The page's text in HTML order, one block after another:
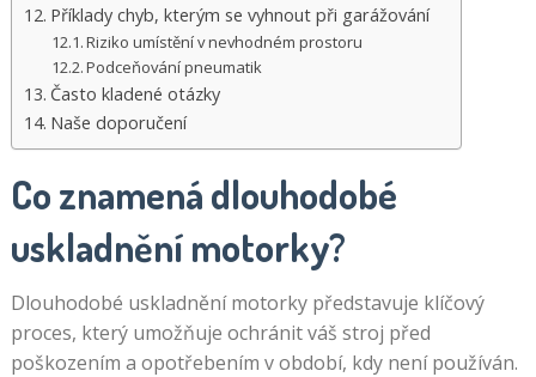
Příklady chyb, kterým se vyhnout při garážování
Riziko umístění v nevhodném prostoru
Podceňování pneumatik
Často kladené otázky
Naše doporučení
Co znamená dlouhodobé
uskladnění motorky?
Dlouhodobé uskladnění motorky představuje klíčový
proces, který umožňuje ochránit váš stroj před
poškozením a opotřebením v období, kdy není používán.